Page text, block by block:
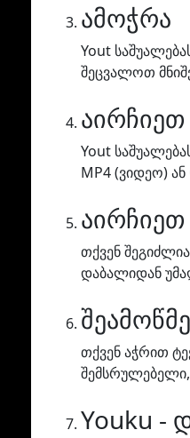
ამოჭრა
Yout
შეცვალოთ
Yout
MP4 (ვიდეო)
აირჩიეთ
თქვენ
დაბალიდან
თქვენ აჭრით
Youku -